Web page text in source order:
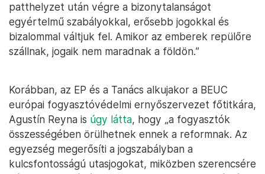
patthelyzet után végre a bizonytalanságot
egyértelmű szabályokkal, erősebb jogokkal és
bizalommal váltjuk fel. Amikor az emberek repülőre
szállnak, jogaik nem maradnak a földön.”
Korábban, az EP és a Tanács alkujakor a BEUC
európai fogyasztóvédelmi ernyőszervezet főtitkára,
Agustín Reyna is úgy látta, hogy „a fogyasztók
összességében örülhetnek ennek a reformnak. Az
egyezség megerősíti a jogszabályban a
kulcsfontosságú utasjogokat, miközben szerencsére